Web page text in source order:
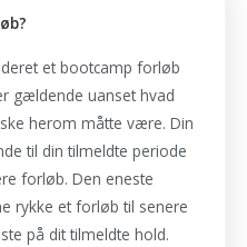
et bootcamp forløb
gældende uanset hvad
herom måtte være. Din
til din tilmeldte periode
forløb. Den eneste
rykke et forløb til senere
på dit tilmeldte hold.